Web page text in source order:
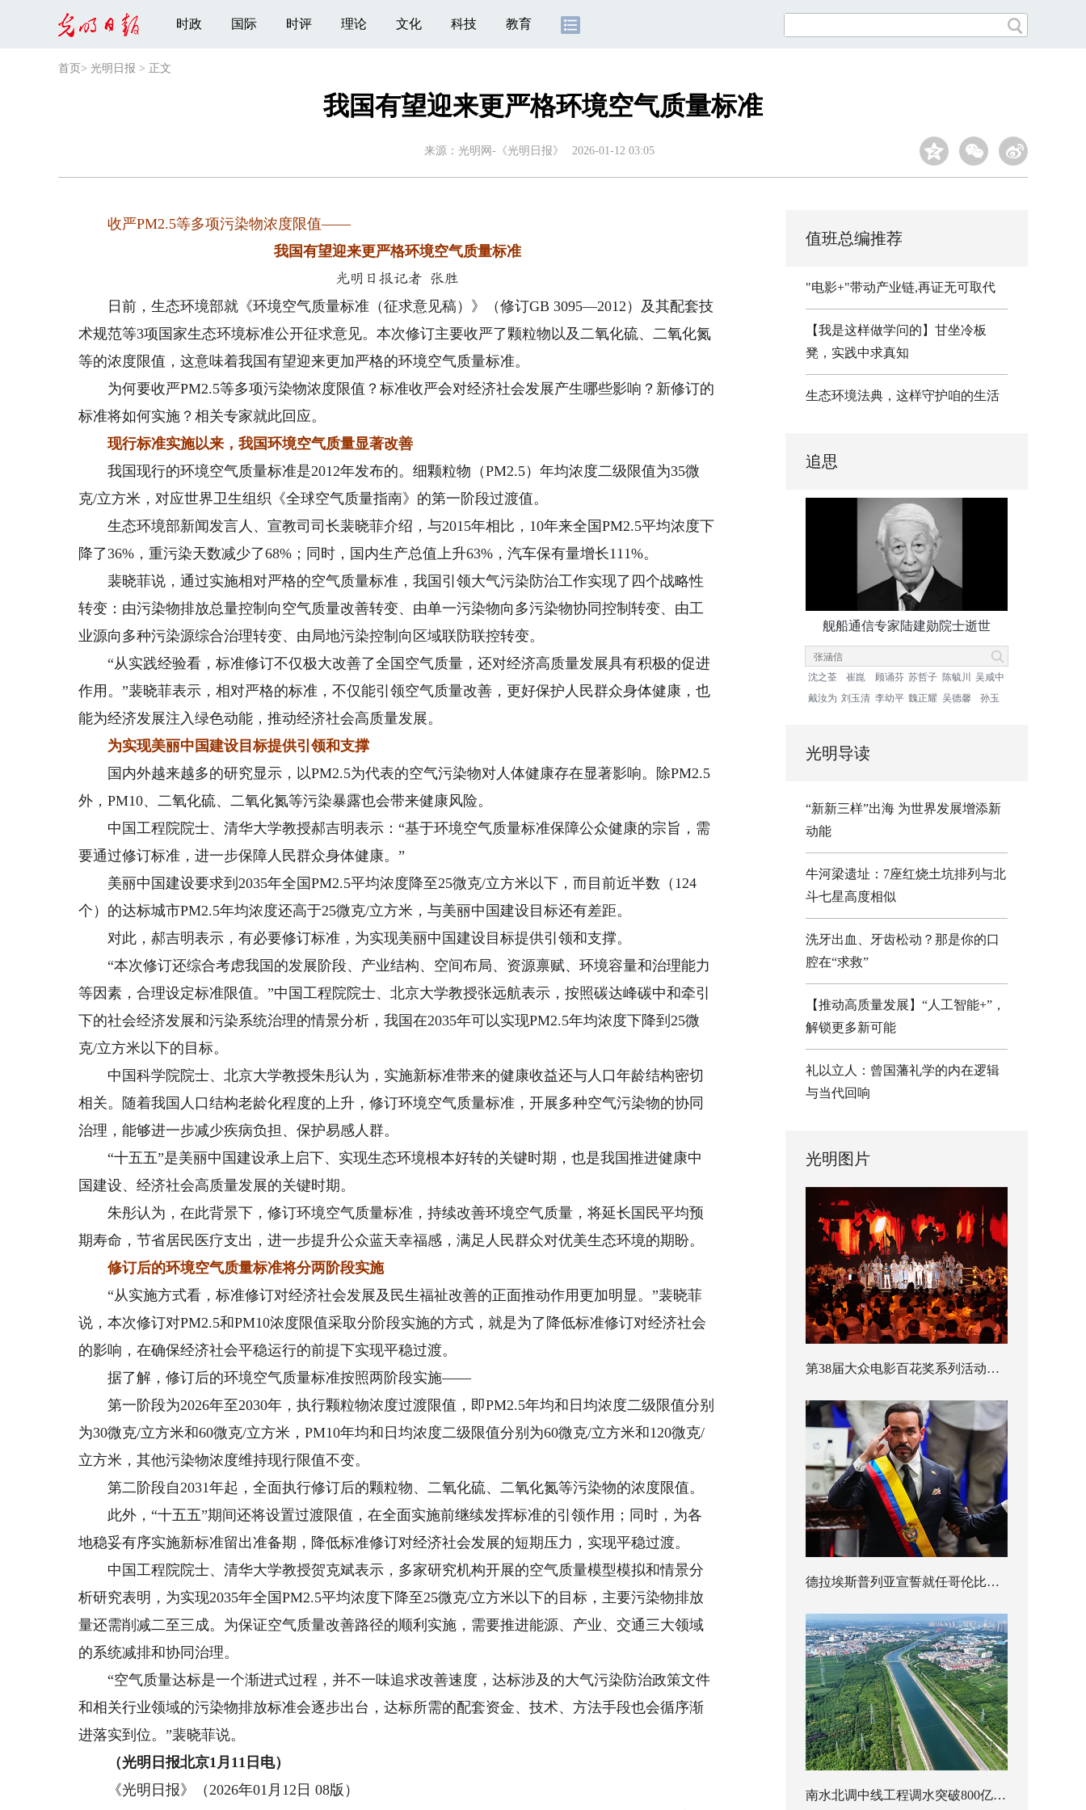
时政 国际 时评 理论 文化 科技 教育
首页 > 光明日报 > 正文
我国有望迎来更严格环境空气质量标准
来源： 光明网-《光明日报》 2026-01-12 03:05
收严PM2.5等多项污染物浓度限值——
我国有望迎来更严格环境空气质量标准
光明日报记者 张胜
日前，生态环境部就《环境空气质量标准（征求意见稿）》（修订GB 3095—2012）及其配套技
术规范等3项国家生态环境标准公开征求意见。本次修订主要收严了颗粒物以及二氧化硫、二氧化氮
等的浓度限值，这意味着我国有望迎来更加严格的环境空气质量标准。
为何要收严PM2.5等多项污染物浓度限值？标准收严会对经济社会发展产生哪些影响？新修订的
标准将如何实施？相关专家就此回应。
现行标准实施以来，我国环境空气质量显著改善
我国现行的环境空气质量标准是2012年发布的。细颗粒物（PM2.5）年均浓度二级限值为35微
克/立方米，对应世界卫生组织《全球空气质量指南》的第一阶段过渡值。
生态环境部新闻发言人、宣教司司长裴晓菲介绍，与2015年相比，10年来全国PM2.5平均浓度下
降了36%，重污染天数减少了68%；同时，国内生产总值上升63%，汽车保有量增长111%。
裴晓菲说，通过实施相对严格的空气质量标准，我国引领大气污染防治工作实现了四个战略性
转变：由污染物排放总量控制向空气质量改善转变、由单一污染物向多污染物协同控制转变、由工
业源向多种污染源综合治理转变、由局地污染控制向区域联防联控转变。
“从实践经验看，标准修订不仅极大改善了全国空气质量，还对经济高质量发展具有积极的促进
作用。”裴晓菲表示，相对严格的标准，不仅能引领空气质量改善，更好保护人民群众身体健康，也
能为经济发展注入绿色动能，推动经济社会高质量发展。
为实现美丽中国建设目标提供引领和支撑
国内外越来越多的研究显示，以PM2.5为代表的空气污染物对人体健康存在显著影响。除PM2.5
外，PM10、二氧化硫、二氧化氮等污染暴露也会带来健康风险。
中国工程院院士、清华大学教授郝吉明表示：“基于环境空气质量标准保障公众健康的宗旨，需
要通过修订标准，进一步保障人民群众身体健康。”
美丽中国建设要求到2035年全国PM2.5平均浓度降至25微克/立方米以下，而目前近半数（124
个）的达标城市PM2.5年均浓度还高于25微克/立方米，与美丽中国建设目标还有差距。
对此，郝吉明表示，有必要修订标准，为实现美丽中国建设目标提供引领和支撑。
“本次修订还综合考虑我国的发展阶段、产业结构、空间布局、资源禀赋、环境容量和治理能力
等因素，合理设定标准限值。”中国工程院院士、北京大学教授张远航表示，按照碳达峰碳中和牵引
下的社会经济发展和污染系统治理的情景分析，我国在2035年可以实现PM2.5年均浓度下降到25微
克/立方米以下的目标。
中国科学院院士、北京大学教授朱彤认为，实施新标准带来的健康收益还与人口年龄结构密切
相关。随着我国人口结构老龄化程度的上升，修订环境空气质量标准，开展多种空气污染物的协同
治理，能够进一步减少疾病负担、保护易感人群。
“十五五”是美丽中国建设承上启下、实现生态环境根本好转的关键时期，也是我国推进健康中
国建设、经济社会高质量发展的关键时期。
朱彤认为，在此背景下，修订环境空气质量标准，持续改善环境空气质量，将延长国民平均预
期寿命，节省居民医疗支出，进一步提升公众蓝天幸福感，满足人民群众对优美生态环境的期盼。
修订后的环境空气质量标准将分两阶段实施
“从实施方式看，标准修订对经济社会发展及民生福祉改善的正面推动作用更加明显。”裴晓菲
说，本次修订对PM2.5和PM10浓度限值采取分阶段实施的方式，就是为了降低标准修订对经济社会
的影响，在确保经济社会平稳运行的前提下实现平稳过渡。
据了解，修订后的环境空气质量标准按照两阶段实施——
第一阶段为2026年至2030年，执行颗粒物浓度过渡限值，即PM2.5年均和日均浓度二级限值分别
为30微克/立方米和60微克/立方米，PM10年均和日均浓度二级限值分别为60微克/立方米和120微克/
立方米，其他污染物浓度维持现行限值不变。
第二阶段自2031年起，全面执行修订后的颗粒物、二氧化硫、二氧化氮等污染物的浓度限值。
此外，“十五五”期间还将设置过渡限值，在全面实施前继续发挥标准的引领作用；同时，为各
地稳妥有序实施新标准留出准备期，降低标准修订对经济社会发展的短期压力，实现平稳过渡。
中国工程院院士、清华大学教授贺克斌表示，多家研究机构开展的空气质量模型模拟和情景分
析研究表明，为实现2035年全国PM2.5平均浓度下降至25微克/立方米以下的目标，主要污染物排放
量还需削减二至三成。为保证空气质量改善路径的顺利实施，需要推进能源、产业、交通三大领域
的系统减排和协同治理。
“空气质量达标是一个渐进式过程，并不一味追求改善速度，达标涉及的大气污染防治政策文件
和相关行业领域的污染物排放标准会逐步出台，达标所需的配套资金、技术、方法手段也会循序渐
进落实到位。”裴晓菲说。
（光明日报北京1月11日电）
《光明日报》（2026年01月12日 08版）
值班总编推荐
"电影+"带动产业链,再证无可取代
【我是这样做学问的】甘坐冷板
凳，实践中求真知
生态环境法典，这样守护咱的生活
追思
舰船通信专家陆建勋院士逝世
沈之荃 崔崑 顾诵芬 苏哲子 陈毓川
吴咸中
戴汝为 刘玉清 李幼平 魏正耀 吴德馨 孙玉
光明导读
“新新三样”出海 为世界发展增添新
动能
牛河梁遗址：7座红烧土坑排列与北
斗七星高度相似
洗牙出血、牙齿松动？那是你的口
腔在“求救”
【推动高质量发展】“人工智能+”，
解锁更多新可能
礼以立人：曾国藩礼学的内在逻辑
与当代回响
光明图片
第38届大众电影百花奖系列活动开幕
德拉埃斯普列亚宣誓就任哥伦比亚总统
南水北调中线工程调水突破800亿立方米